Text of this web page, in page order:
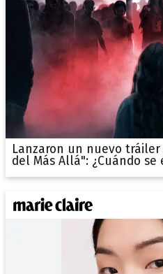
Lanzaron un nuevo tráiler
del Más Allá": ¿Cuándo se